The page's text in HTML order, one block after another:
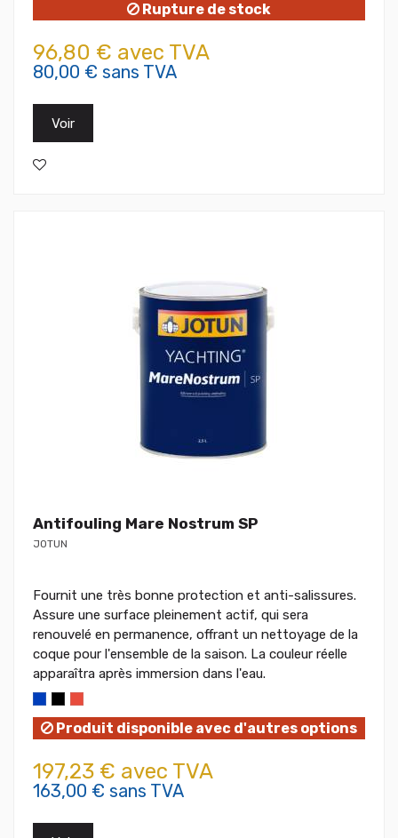
Rupture de stock
96,80 € avec TVA
80,00 € sans TVA
Voir
Antifouling Mare Nostrum SP
JOTUN
Fournit une très bonne protection et anti-salissures.
Assure une surface pleinement actif, qui sera
renouvelé en permanence, offrant un nettoyage de la
coque pour l'ensemble de la saison. La couleur réelle
apparaîtra après immersion dans l'eau.
Produit disponible avec d'autres options
197,23 € avec TVA
163,00 € sans TVA